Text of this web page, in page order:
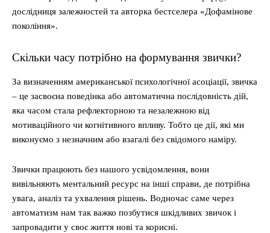
дослідниця залежностей та авторка бестселера «Дофамінове
покоління».
Скільки часу потрібно на формування звички?
За визначенням американської психологічної асоціації, звичка
– це засвоєна поведінка або автоматична послідовність дій,
яка часом стала рефлекторною та незалежною від
мотиваційного чи когнітивного впливу. Тобто це дії, які ми
виконуємо з незначним або взагалі без свідомого наміру.
Звички працюють без нашого усвідомлення, вони
вивільняють ментальний ресурс на інші справи, де потрібна
увага, аналіз та ухвалення рішень. Водночас саме через
автоматизм нам так важко позбутися шкідливих звичок і
запровадити у своє життя нові та корисні.